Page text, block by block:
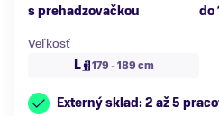
s prehadzovačkou
do
Veľkosť
L
179 - 189 cm
Externý sklad: 2 až 5